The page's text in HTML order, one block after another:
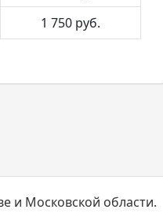
1 750 руб.
и Московской области.